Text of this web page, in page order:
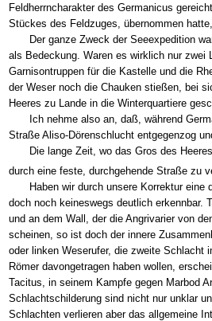
Feldherrncharakter des Germanicus
Stückes des Feldzuges, übernommen
Der ganze Zweck der Seeexpedition
als Bedeckung. Waren es wirklich nur zwei
Garnisontruppen für die Kastelle und die
der Weser noch die Chauken stießen, bei
Heeres zu Lande in die Winterquartiere
Ich nehme also an, daß, während
Straße Aliso-Dörenschlucht entgegenzog
Die lange Zeit, wo das Gros des
durch eine feste, durchgehende Straße zu
Haben wir durch unsere Korrektur
doch noch keineswegs deutlich erkennbar.
und an dem Wall, der die Angrivarier von
scheinen, so ist doch der innere
oder linken Weserufer, die zweite Schlacht
Römer davongetragen haben wollen,
Tacitus, in seinem Kampfe gegen Marbod
Schlachtschilderung sind nicht nur unklar
Schlachten verlieren aber das allgemeine